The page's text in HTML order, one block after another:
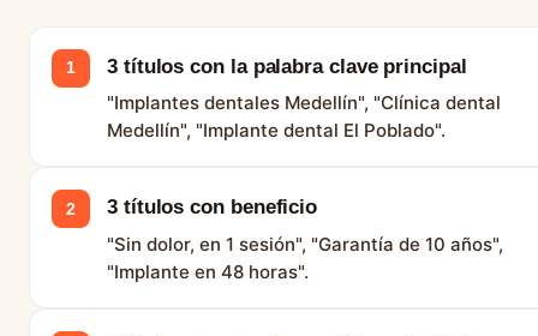
1 3 títulos con la palabra clave principal
"Implantes dentales Medellín", "Clínica dental
Medellín", "Implante dental El Poblado".
2 3 títulos con beneficio
"Sin dolor, en 1 sesión", "Garantía de 10 años",
"Implante en 48 horas".